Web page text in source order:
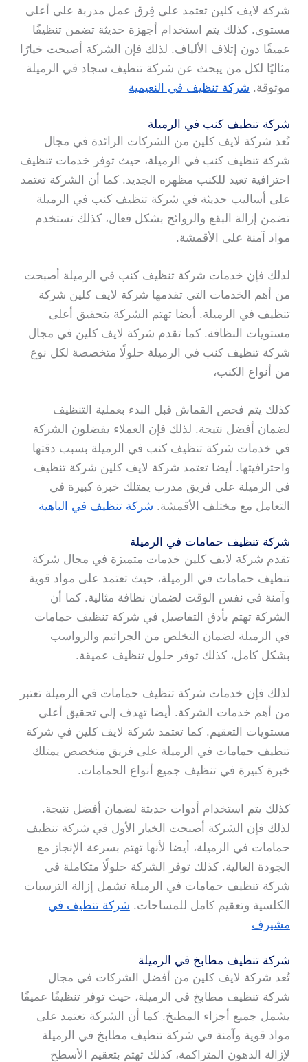
شركة لايف كلين تعتمد على فِرق عمل مدربة على أعلى
مستوى. كذلك يتم استخدام أجهزة حديثة تضمن تنظيفًا
عميقًا دون إتلاف الألياف. لذلك فإن الشركة أصبحت خيارًا
مثاليًا لكل من يبحث عن شركة تنظيف سجاد في الرميلة
موثوقة. شركة تنظيف في النعيمية
شركة تنظيف كنب في الرميلة
تُعد شركة لايف كلين من الشركات الرائدة في مجال
شركة تنظيف كنب في الرميلة، حيث توفر خدمات تنظيف
احترافية تعيد للكنب مظهره الجديد. كما أن الشركة تعتمد
على أساليب حديثة في شركة تنظيف كنب في الرميلة
تضمن إزالة البقع والروائح بشكل فعال، كذلك تستخدم
مواد آمنة على الأقمشة.
لذلك فإن خدمات شركة تنظيف كنب في الرميلة أصبحت
من أهم الخدمات التي تقدمها شركة لايف كلين شركة
تنظيف في الرميلة. أيضا تهتم الشركة بتحقيق أعلى
مستويات النظافة. كما تقدم شركة لايف كلين في مجال
شركة تنظيف كنب في الرميلة حلولًا متخصصة لكل نوع
من أنواع الكنب،
كذلك يتم فحص القماش قبل البدء بعملية التنظيف
لضمان أفضل نتيجة. لذلك فإن العملاء يفضلون الشركة
في خدمات شركة تنظيف كنب في الرميلة بسبب دقتها
واحترافيتها. أيضا تعتمد شركة لايف كلين شركة تنظيف
في الرميلة على فريق مدرب يمتلك خبرة كبيرة في
التعامل مع مختلف الأقمشة. شركة تنظيف في الباهية
شركة تنظيف حمامات في الرميلة
تقدم شركة لايف كلين خدمات متميزة في مجال شركة
تنظيف حمامات في الرميلة، حيث تعتمد على مواد قوية
وآمنة في نفس الوقت لضمان نظافة مثالية. كما أن
الشركة تهتم بأدق التفاصيل في شركة تنظيف حمامات
في الرميلة لضمان التخلص من الجراثيم والرواسب
بشكل كامل، كذلك توفر حلول تنظيف عميقة.
لذلك فإن خدمات شركة تنظيف حمامات في الرميلة تعتبر
من أهم خدمات الشركة. أيضا تهدف إلى تحقيق أعلى
مستويات التعقيم. كما تعتمد شركة لايف كلين في شركة
تنظيف حمامات في الرميلة على فريق متخصص يمتلك
خبرة كبيرة في تنظيف جميع أنواع الحمامات.
كذلك يتم استخدام أدوات حديثة لضمان أفضل نتيجة.
لذلك فإن الشركة أصبحت الخيار الأول في شركة تنظيف
حمامات في الرميلة، أيضا لأنها تهتم بسرعة الإنجاز مع
الجودة العالية. كذلك توفر الشركة حلولًا متكاملة في
شركة تنظيف حمامات في الرميلة تشمل إزالة الترسبات
الكلسية وتعقيم كامل للمساحات. شركة تنظيف في
مشيرف
شركة تنظيف مطابخ في الرميلة
تُعد شركة لايف كلين من أفضل الشركات في مجال
شركة تنظيف مطابخ في الرميلة، حيث توفر تنظيفًا عميقًا
يشمل جميع أجزاء المطبخ. كما أن الشركة تعتمد على
مواد قوية وآمنة في شركة تنظيف مطابخ في الرميلة
لإزالة الدهون المتراكمة، كذلك تهتم بتعقيم الأسطح